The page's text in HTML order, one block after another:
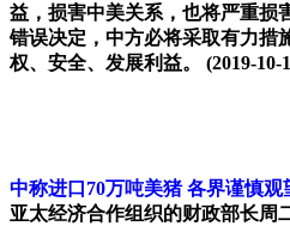
益，损害中美关系，也将严重损
错误决定，中方必将采取有力措
权、安全、发展利益。
(2019-10-
中称进口70万吨美猪 各界谨慎观
亚太经济合作组织的财政部长周